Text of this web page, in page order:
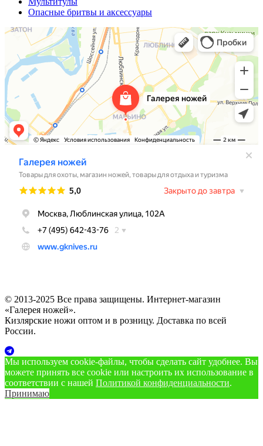
Опасные бритвы и аксессуары
© 2013-2025 Все права защищены. Интернет-магазин
«Галерея ножей».
Кизлярские ножи оптом и в розницу. Доставка по всей
России.
Мы используем cookie‑файлы, чтобы сделать сайт удобнее. Вы
можете принять все cookie или настроить их использование в
соответствии с нашей Политикой конфиденциальности.
Принимаю